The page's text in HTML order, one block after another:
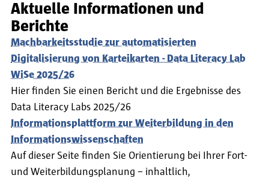
Aktuelle Informationen und
Berichte
Machbarkeitsstudie zur automatisierten
Digitalisierung von Karteikarten - Data Literacy Lab
WiSe 2025/26
Hier finden Sie einen Bericht und die Ergebnisse des
Data Literacy Labs 2025/26
Informationsplattform zur Weiterbildung in den
Informationswissenschaften
Auf dieser Seite finden Sie Orientierung bei Ihrer Fort-
und Weiterbildungsplanung – inhaltlich,